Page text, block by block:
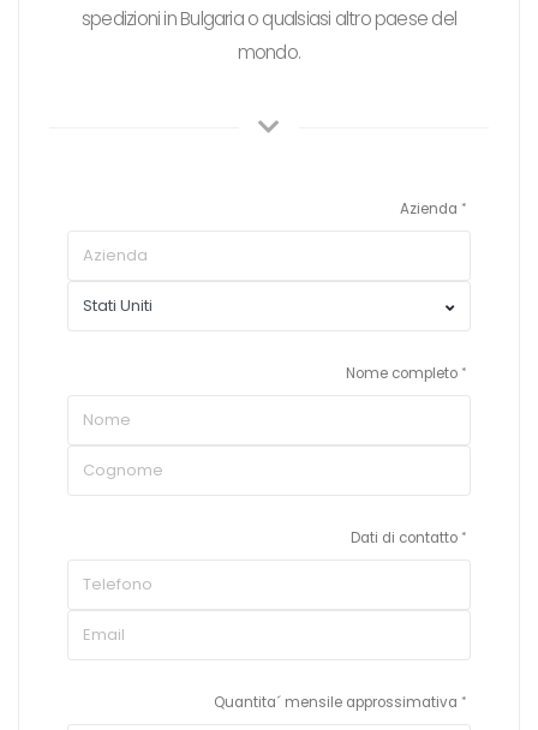
spedizioni in Bulgaria o qualsiasi altro paese del
mondo.
Azienda
Nome completo
Dati di contatto
Quantita´ mensile approssimativa